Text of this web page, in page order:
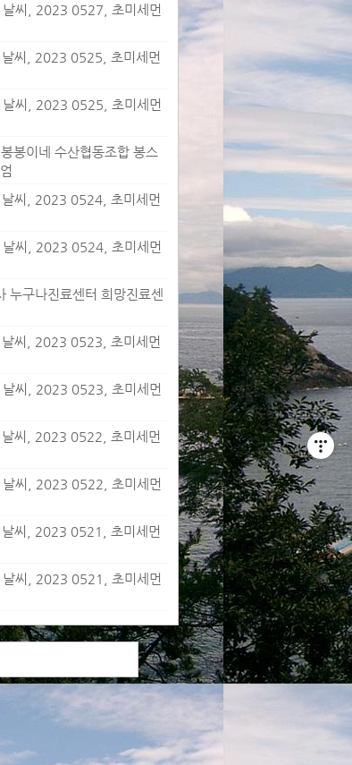
날씨, 2023 0527, 초미세먼
씨, 2023 0525, 초미세먼
날씨, 2023 0525, 초미세먼
봉이네 수산협동조합 봉스
씨, 2023 0524, 초미세먼
날씨, 2023 0524, 초미세먼
누구나진료센터 희망진료센
씨, 2023 0523, 초미세먼
날씨, 2023 0523, 초미세먼
씨, 2023 0522, 초미세먼
날씨, 2023 0522, 초미세먼
씨, 2023 0521, 초미세먼
날씨, 2023 0521, 초미세먼